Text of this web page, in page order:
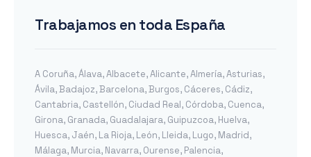
Trabajamos en toda España
A Coruña,Álava,Albacete,Alicante,Almería,Asturias,
Ávila,Badajoz,Barcelona,Burgos, Cáceres, Cádiz,
Cantabria, Castellón, Ciudad Real, Córdoba, Cuenca,
Girona, Granada, Guadalajara, Guipuzcoa, Huelva,
Huesca, Jaén, La Rioja, León, Lleida, Lugo, Madrid,
Málaga, Murcia, Navarra, Ourense, Palencia,